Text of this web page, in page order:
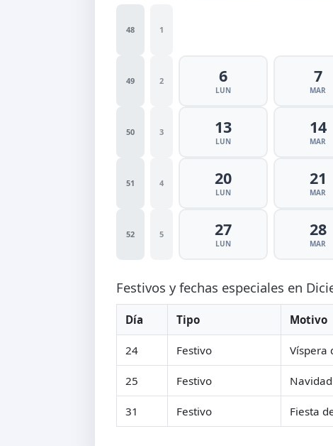
48 1
49 2 6
LUN
7
MAR
50 3 13
LUN
14
MAR
51 4 20
LUN
21
MAR
52 5 27
LUN
28
MAR
Festivos y fechas especiales en
Día Tipo Motivo
24 Festivo Víspera
25 Festivo Navidad
31 Festivo Fiesta